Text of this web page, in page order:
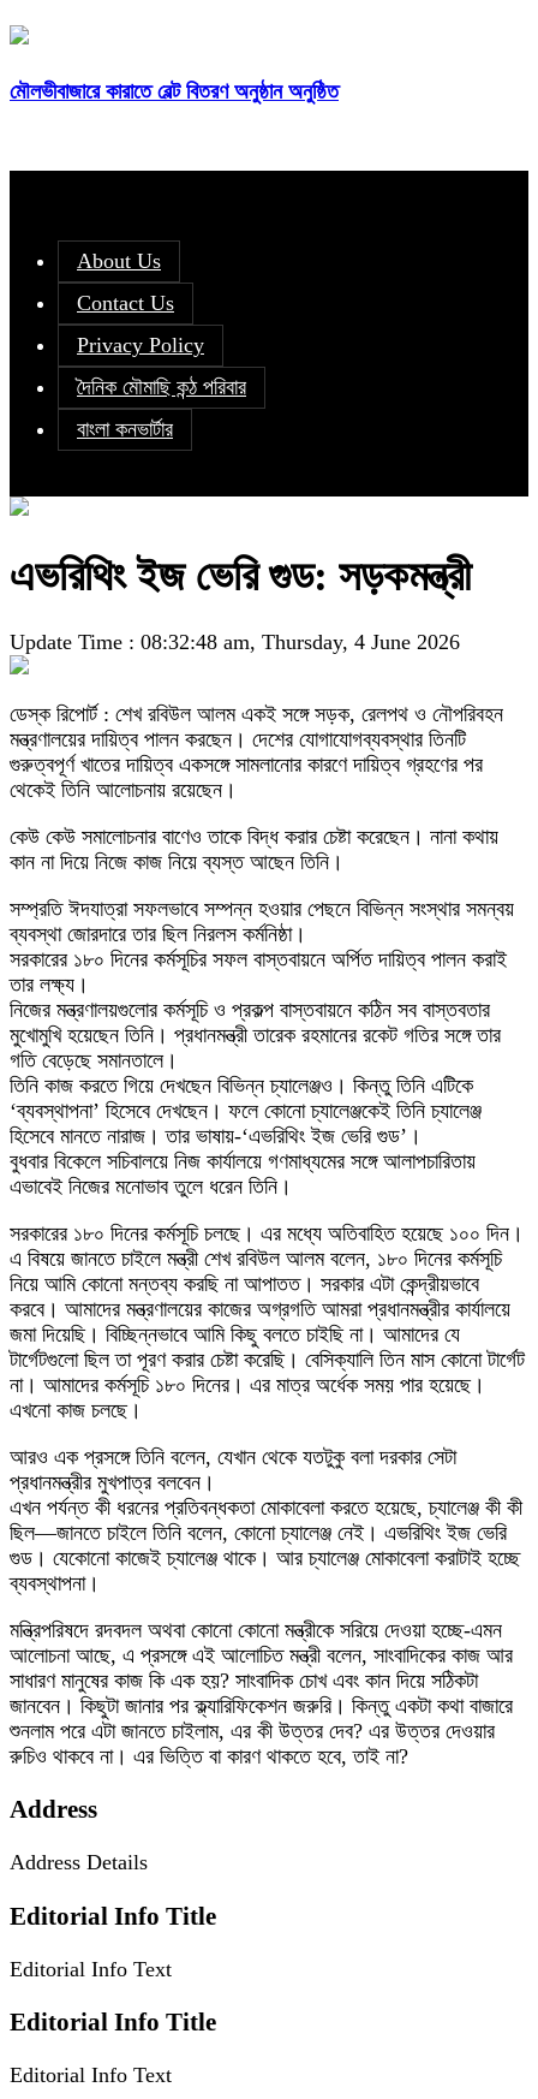
মৌলভীবাজারে কারাতে বেল্ট বিতরণ অনুষ্ঠান অনুষ্ঠিত
About Us
Contact Us
Privacy Policy
দৈনিক মৌমাছি কন্ঠ পরিবার
বাংলা কনভার্টার
এভরিথিং ইজ ভেরি গুড: সড়কমন্ত্রী
Update Time : 08:32:48 am, Thursday, 4 June 2026
ডেস্ক রিপোর্ট : শেখ রবিউল আলম একই সঙ্গে সড়ক, রেলপথ ও নৌপরিবহন
মন্ত্রণালয়ের দায়িত্ব পালন করছেন। দেশের যোগাযোগব্যবস্থার তিনটি
গুরুত্বপূর্ণ খাতের দায়িত্ব একসঙ্গে সামলানোর কারণে দায়িত্ব গ্রহণের পর
থেকেই তিনি আলোচনায় রয়েছেন।
কেউ কেউ সমালোচনার বাণেও তাকে বিদ্ধ করার চেষ্টা করেছেন। নানা কথায়
কান না দিয়ে নিজে কাজ নিয়ে ব্যস্ত আছেন তিনি।
সম্প্রতি ঈদযাত্রা সফলভাবে সম্পন্ন হওয়ার পেছনে বিভিন্ন সংস্থার সমন্বয়
ব্যবস্থা জোরদারে তার ছিল নিরলস কর্মনিষ্ঠা।
সরকারের ১৮০ দিনের কর্মসূচির সফল বাস্তবায়নে অর্পিত দায়িত্ব পালন করাই
তার লক্ষ্য।
নিজের মন্ত্রণালয়গুলোর কর্মসূচি ও প্রকল্প বাস্তবায়নে কঠিন সব বাস্তবতার
মুখোমুখি হয়েছেন তিনি। প্রধানমন্ত্রী তারেক রহমানের রকেট গতির সঙ্গে তার
গতি বেড়েছে সমানতালে।
তিনি কাজ করতে গিয়ে দেখছেন বিভিন্ন চ্যালেঞ্জও। কিন্তু তিনি এটিকে
‘ব্যবস্থাপনা’ হিসেবে দেখছেন। ফলে কোনো চ্যালেঞ্জকেই তিনি চ্যালেঞ্জ
হিসেবে মানতে নারাজ। তার ভাষায়-‘এভরিথিং ইজ ভেরি গুড’।
বুধবার বিকেলে সচিবালয়ে নিজ কার্যালয়ে গণমাধ্যমের সঙ্গে আলাপচারিতায়
এভাবেই নিজের মনোভাব তুলে ধরেন তিনি।
সরকারের ১৮০ দিনের কর্মসূচি চলছে। এর মধ্যে অতিবাহিত হয়েছে ১০০ দিন।
এ বিষয়ে জানতে চাইলে মন্ত্রী শেখ রবিউল আলম বলেন, ১৮০ দিনের কর্মসূচি
নিয়ে আমি কোনো মন্তব্য করছি না আপাতত। সরকার এটা কেন্দ্রীয়ভাবে
করবে। আমাদের মন্ত্রণালয়ের কাজের অগ্রগতি আমরা প্রধানমন্ত্রীর কার্যালয়ে
জমা দিয়েছি। বিচ্ছিন্নভাবে আমি কিছু বলতে চাইছি না। আমাদের যে
টার্গেটগুলো ছিল তা পূরণ করার চেষ্টা করেছি। বেসিক্যালি তিন মাস কোনো টার্গেট
না। আমাদের কর্মসূচি ১৮০ দিনের। এর মাত্র অর্ধেক সময় পার হয়েছে।
এখনো কাজ চলছে।
আরও এক প্রসঙ্গে তিনি বলেন, যেখান থেকে যতটুকু বলা দরকার সেটা
প্রধানমন্ত্রীর মুখপাত্র বলবেন।
এখন পর্যন্ত কী ধরনের প্রতিবন্ধকতা মোকাবেলা করতে হয়েছে, চ্যালেঞ্জ কী কী
ছিল—জানতে চাইলে তিনি বলেন, কোনো চ্যালেঞ্জ নেই। এভরিথিং ইজ ভেরি
গুড। যেকোনো কাজেই চ্যালেঞ্জ থাকে। আর চ্যালেঞ্জ মোকাবেলা করাটাই হচ্ছে
ব্যবস্থাপনা।
মন্ত্রিপরিষদে রদবদল অথবা কোনো কোনো মন্ত্রীকে সরিয়ে দেওয়া হচ্ছে-এমন
আলোচনা আছে, এ প্রসঙ্গে এই আলোচিত মন্ত্রী বলেন, সাংবাদিকের কাজ আর
সাধারণ মানুষের কাজ কি এক হয়? সাংবাদিক চোখ এবং কান দিয়ে সঠিকটা
জানবেন। কিছুটা জানার পর ক্ল্যারিফিকেশন জরুরি। কিন্তু একটা কথা বাজারে
শুনলাম পরে এটা জানতে চাইলাম, এর কী উত্তর দেব? এর উত্তর দেওয়ার
রুচিও থাকবে না। এর ভিত্তি বা কারণ থাকতে হবে, তাই না?
Address
Address Details
Editorial Info Title
Editorial Info Text
Editorial Info Title
Editorial Info Text